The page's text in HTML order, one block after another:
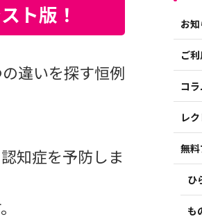
ト版！
違いを探す恒例
知症を予防しま
お
ご
コ
レ
無
ひ
も